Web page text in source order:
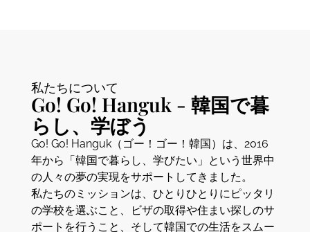
私たちについて
Go! Go! Hanguk - 韓国で暮
らし、学ぼう
Go! Go! Hanguk（ゴー！ゴー！韓国）は、2016
年から「韓国で暮らし、学びたい」という世界中
の人々の夢の実現をサポートしてきました。
私たちのミッションは、ひとりひとりにピッタリ
の学校を選ぶこと、ビザの取得や住まい探しのサ
ポートを行うこと、そして韓国での生活をスムー